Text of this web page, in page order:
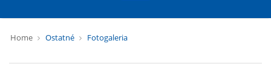
Home Ostatné Fotogaleria